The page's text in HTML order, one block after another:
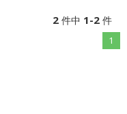
2件中 1-2件
1